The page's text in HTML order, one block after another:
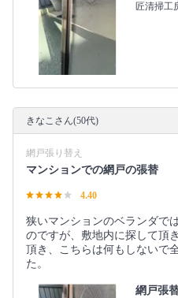
匠清掃工
きなこさん(50代)
網戸張り替え
マンションでの網戸の張替
4.40
狭いマンションのベランダで
のですが、敷地内に探して頂
頂き、こちらは何もしないで
た。
網戸張